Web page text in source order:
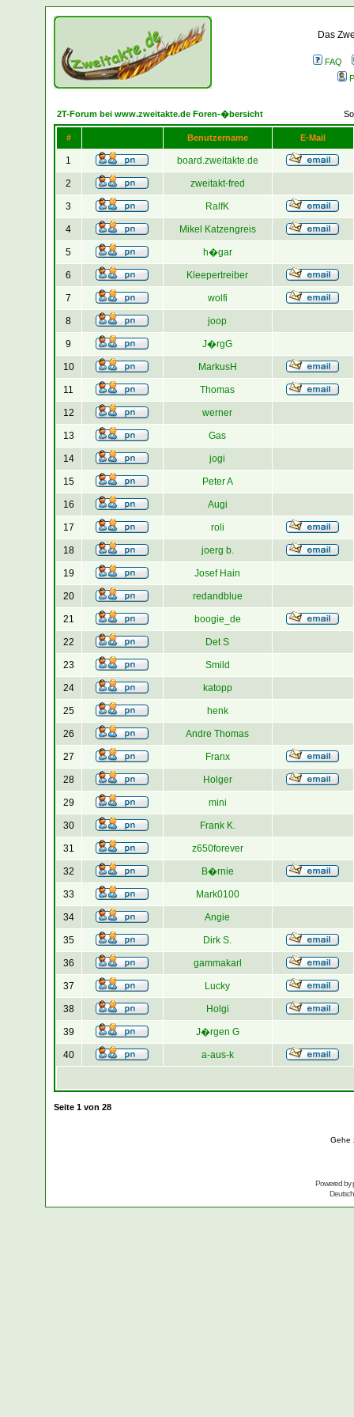
Das
FAQ
2T-Forum bei www.zweitakte.de Foren-�bersicht
# Benutzername E-Mail
1 board.zweitakte.de
2 zweitakt-fred
3 RalfK
4 Mikel Katzengreis
5 h�gar
6 Kleepertreiber
7 wolfi
8 joop
9 J�rgG
10 MarkusH
11 Thomas
12 werner
13 Gas
14 jogi
15 Peter A
16 Augi
17 roli
18 joerg b.
19 Josef Hain
20 redandblue
21 boogie_de
22 Det S
23 Smild
24 katopp
25 henk
26 Andre Thomas
27 Franx
28 Holger
29 mini
30 Frank K.
31 z650forever
32 B�rnie
33 Mark0100
34 Angie
35 Dirk S.
36 gammakarl
37 Lucky
38 Holgi
39 J�rgen G
40 a-aus-k
Seite 1von 28
Gehe
Powered by